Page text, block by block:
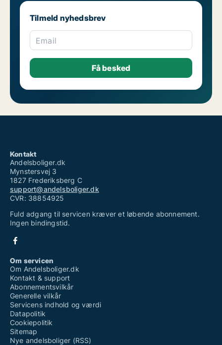
Tilmeld nyhedsbrev
Email
Kontakt
Andelsboliger.dk
Mynstersvej 3
1827 Frederiksberg C
support@andelsboliger.dk
CVR: 38854925
Fuld adgang til servicen kræver et løbende abonnement.
Ingen bindingstid.
Om servicen
Om Andelsboliger.dk
Kontakt & support
Abonnementsvilkår
Generelle vilkår
Servicens indhold og værdi
Datapolitik
Cookiepolitik
Sitemap
Nye andelsboliger (RSS)